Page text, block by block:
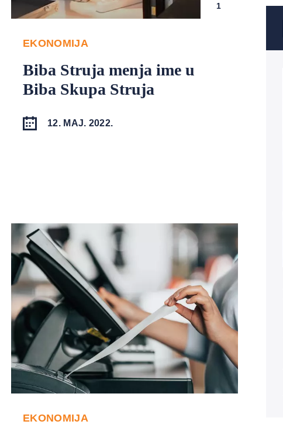
1
EKONOMIJA
Biba Struja menja ime u
Biba Skupa Struja
12. MAJ. 2022.
EKONOMIJA